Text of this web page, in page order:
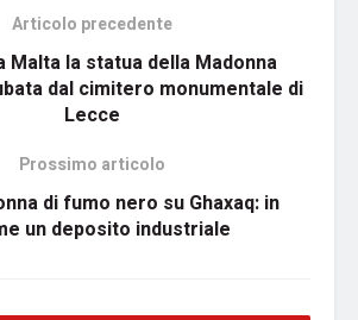
Articolo precedente
Malta la statua della Madonna
dal cimitero monumentale di
Lecce
Prossimo articolo
di fumo nero su Ghaxaq: in
un deposito industriale